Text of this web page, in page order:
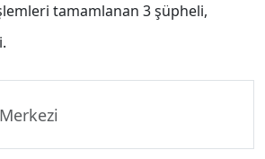
tamamlanan 3 şüpheli,